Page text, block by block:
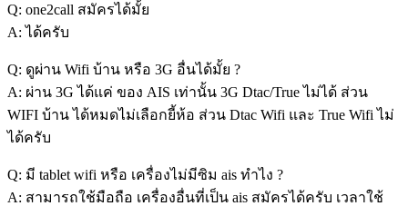
Q: one2call สมัครได้มั้ย
A: ได้ครับ
Q: ดูผ่าน Wifi บ้าน หรือ 3G อื่นได้มั้ย ?
A: ผ่าน 3G ได้แค่ ของ AIS เท่านั้น 3G Dtac/True ไม่ได้ ส่วน
WIFI บ้าน ได้หมดไม่เลือกยี้ห้อ ส่วน Dtac Wifi และ True Wifi ไม่
ได้ครับ
Q: มี tablet wifi หรือ เครื่องไม่มีซิม ais ทำไง ?
A: สามารถใช้มือถือ เครื่องอื่นที่เป็น ais สมัครได้ครับ เวลาใช้